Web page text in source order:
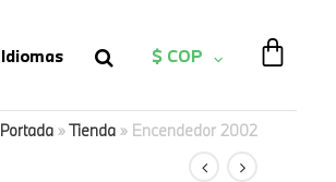
Idiomas $ COP
Portada »Tienda » Encendedor 2002